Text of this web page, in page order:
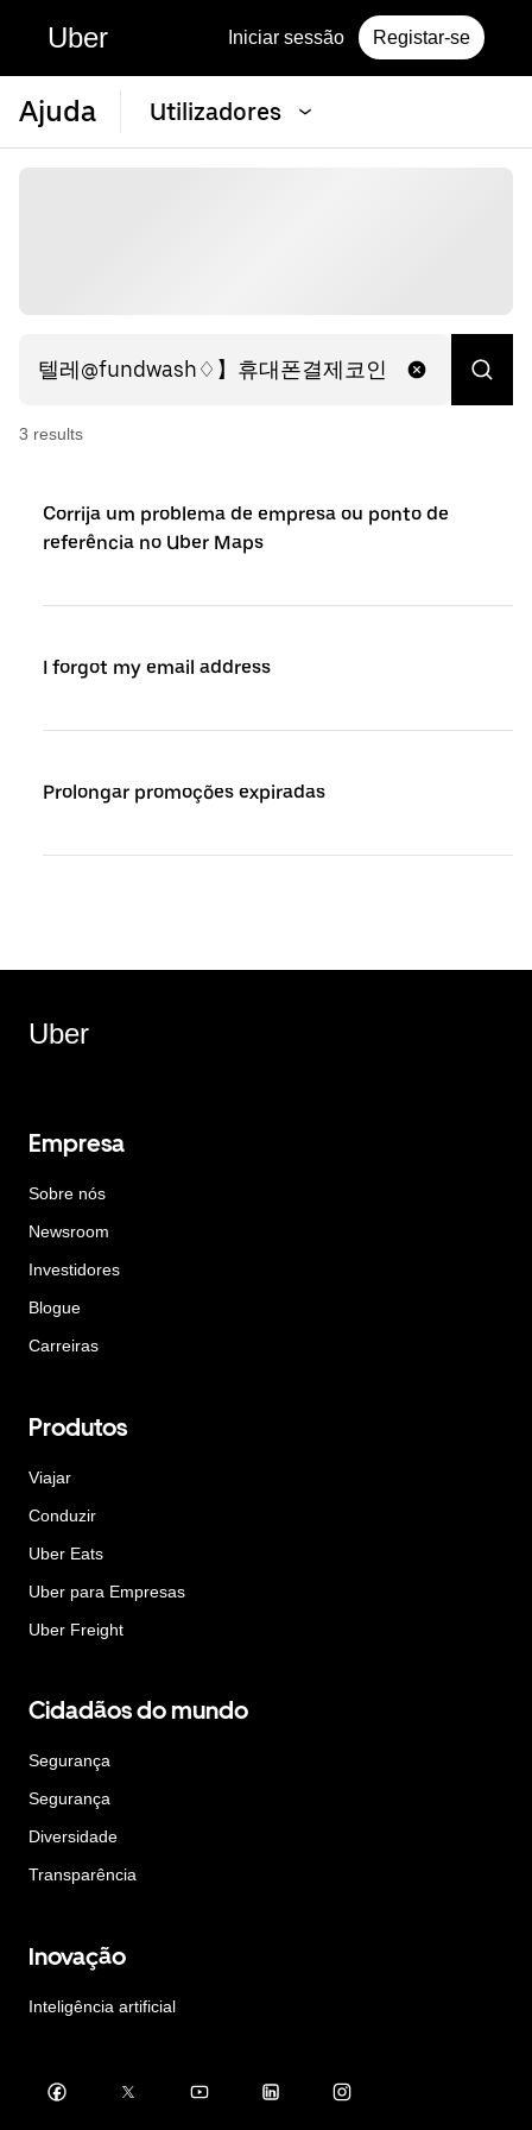
Uber Iniciar sessão Registar-se
Ajuda Utilizadores
3 results
Corrija um problema de empresa ou ponto de
referência no Uber Maps
I forgot my email address
Prolongar promoções expiradas
Uber
Empresa
Sobre nós
Newsroom
Investidores
Blogue
Carreiras
Produtos
Viajar
Conduzir
Uber Eats
Uber para Empresas
Uber Freight
Cidadãos do mundo
Segurança
Segurança
Diversidade
Transparência
Inovação
Inteligência artificial